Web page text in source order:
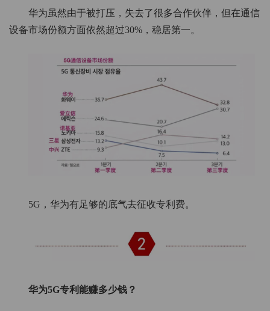
华为虽然由于被打压，失去了很多合作伙伴，但在通信
设备市场份额方面依然超过30%，稳居第一。
5G，华为有足够的底气去征收专利费。
华为5G专利能赚多少钱？